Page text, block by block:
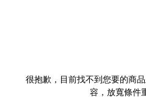
很抱歉，目前找不到您要的商
容，放寬條件